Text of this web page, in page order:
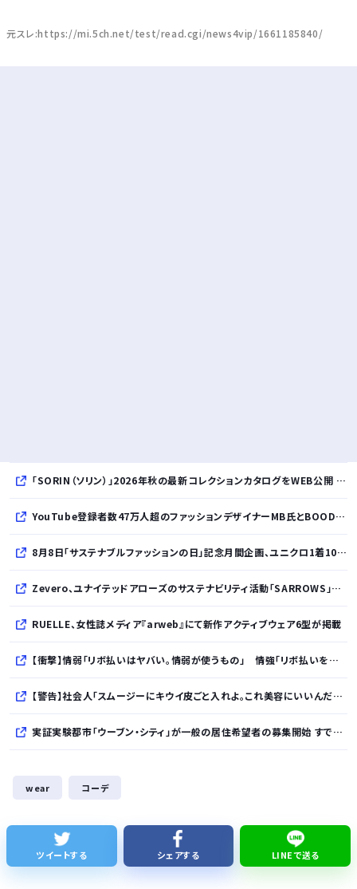
元スレ:https://mi.5ch.net/test/read.cgi/news4vip/1661185840/
「SORIN（ソリン）」2026年秋の最新コレクションカタログをWEB公開 「Paradox in Neutral」をテーマに秩序と反逆が共存する世界観を表現
YouTube登録者数47万人超のファッションデザイナーMB氏とBOODYがコラボレーション。極上の着心地を追求した別注Tシャツが8月12日発売開始
8月8日「サステナブルファッションの日」記念月間企画、ユニクロ1着100円買取保証とXプレゼントキャンペーンを実施
Zevero、ユナイテッドアローズのサステナビリティ活動「SARROWS」を支援。Scope 3排出量算定の効率化・精緻化を開始
RUELLE、女性誌メディア『arweb』にて新作アクティブウェア6型が掲載
【衝撃】情弱「リボ払いはヤバい。情弱が使うもの」 情強「リボ払いを使いこなすのが情強やで」 ← これ
【警告】社会人「スムージーにキウイ皮ごと入れよ。これ美容にいいんだよね〜」→ 結果…
実証実験都市「ウーブン・シティ」が一般の居住希望者の募集開始 すでにトヨタ関係者が居住
夏休みのラジオ体操の思ひ出
wear コーデ
ツイートする シェアする LINEで送る